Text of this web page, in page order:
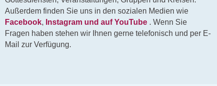
Außerdem finden Sie uns in den sozialen Medien wie
Facebook, Instagram und aufYouTube . Wenn Sie
Fragen haben stehen wir Ihnen gerne telefonisch und per E-
Mail zur Verfügung.